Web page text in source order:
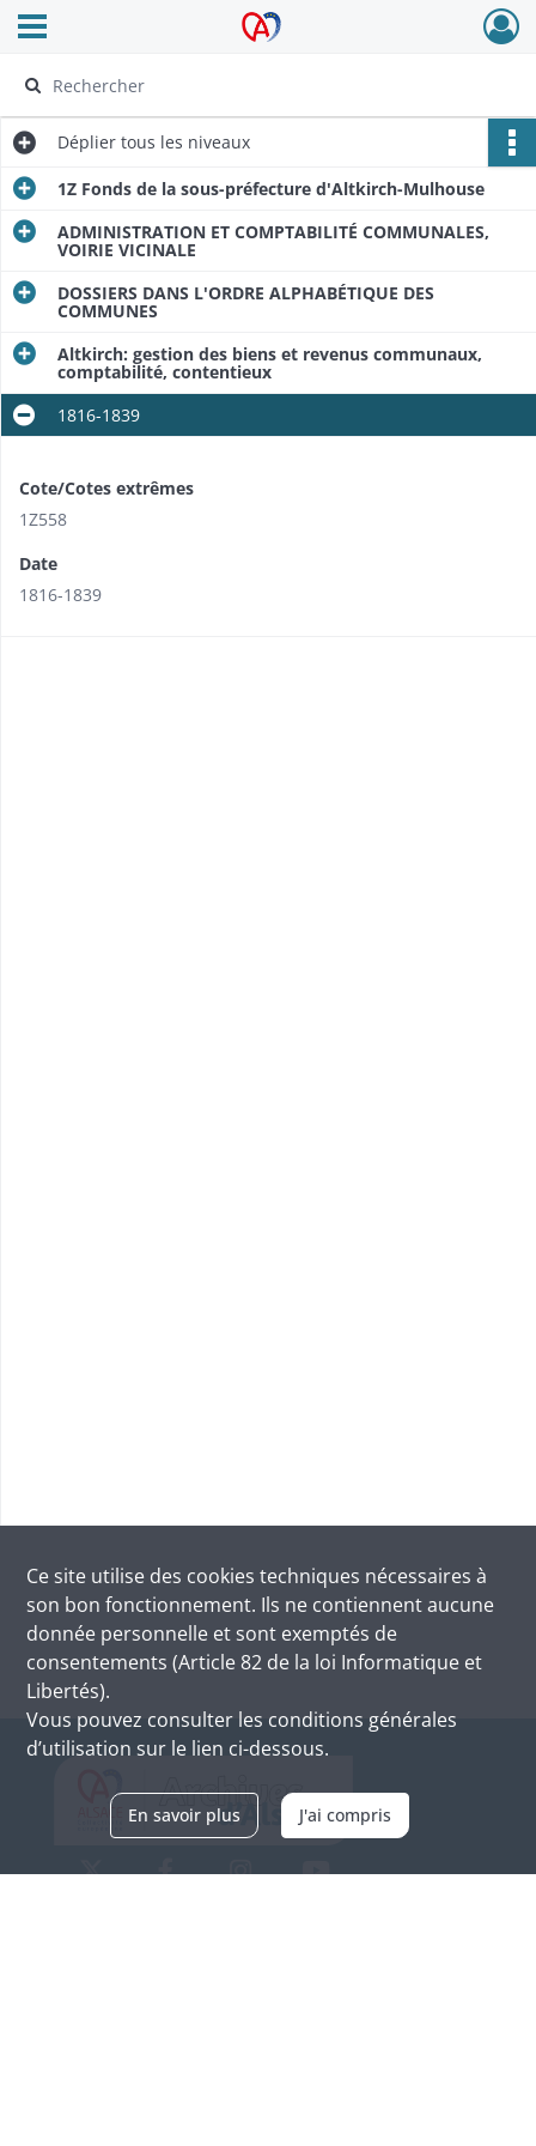
Archives Alsace - Colmar
Ouvrir le menu déroulant
Déplier tous les niveaux
1Z Fonds de la sous-préfecture d'Altkirch-Mulhouse
ADMINISTRATION ET COMPTABILITÉ COMMUNALES,
VOIRIE VICINALE
DOSSIERS DANS L'ORDRE ALPHABÉTIQUE DES
COMMUNES
Altkirch: gestion des biens et revenus communaux,
comptabilité, contentieux
1816-1839
Cote/Cotes extrêmes
1Z558
Date
1816-1839
Ce site utilise des cookies techniques nécessaires à
son bon fonctionnement. Ils ne contiennent aucune
donnée personnelle et sont exemptés de
consentements (Article 82 de la loi Informatique et
Libertés).
Vous pouvez consulter les conditions générales
d’utilisation sur le lien ci-dessous.
En savoir plus J'ai compris